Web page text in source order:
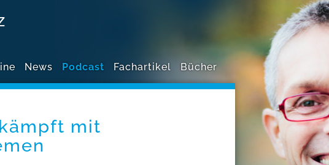
News Podcast Fachartikel Bücher
mit